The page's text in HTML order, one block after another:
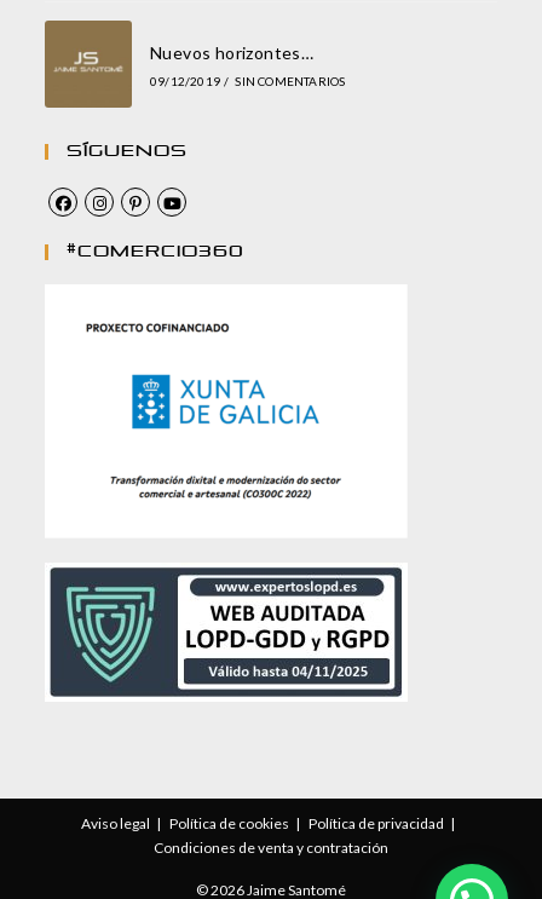
Nuevos horizontes…
09/12/2019 / SIN COMENTARIOS
Síguenos
#comercio360
Aviso legal Política de cookies
Política de privacidad
Condiciones de venta y contratación
© 2026 Jaime Santomé